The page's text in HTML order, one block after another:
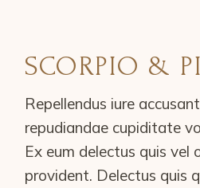
SCORPIO &
Repellendus iure
repudiandae cupiditate
Ex eum delectus quis vel
provident. Delectus quis